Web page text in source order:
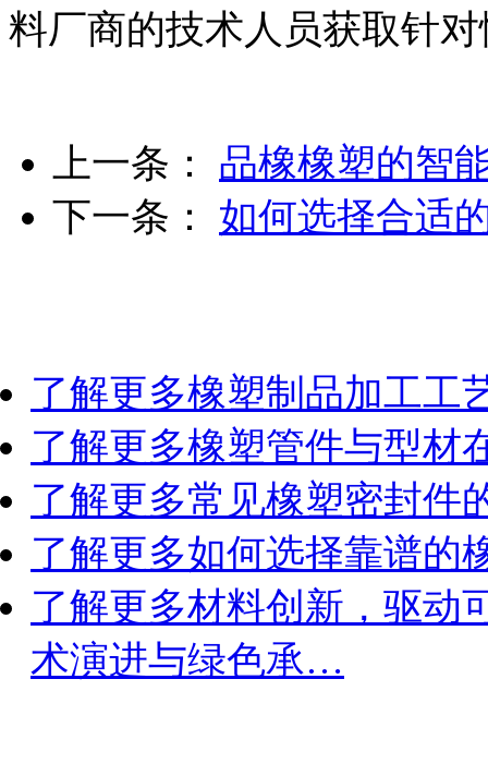
料厂商的技术人员获取针
上一条：
品橡橡塑的智
下一条：
如何选择合适
了解更多橡塑制品加工工
了解更多橡塑管件与型材
了解更多常见橡塑密封件
了解更多如何选择靠谱的
了解更多材料创新，驱动
术演进与绿色承…